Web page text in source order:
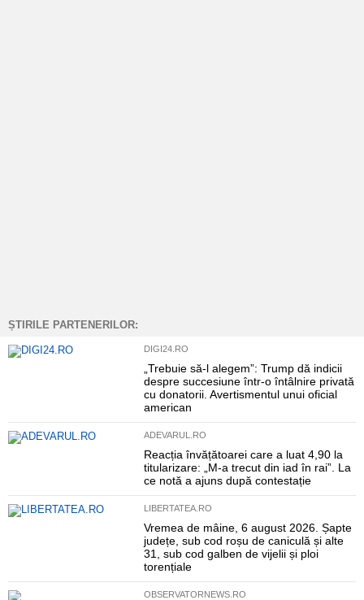
ȘTIRILE PARTENERILOR:
DIGI24.RO
„Trebuie să-l alegem”: Trump dă indicii
despre succesiune într-o întâlnire privată
cu donatorii. Avertismentul unui oficial
american
ADEVARUL.RO
Reacția învățătoarei care a luat 4,90 la
titularizare: „M-a trecut din iad în rai”. La
ce notă a ajuns după contestație
LIBERTATEA.RO
Vremea de mâine, 6 august 2026. Șapte
județe, sub cod roșu de caniculă și alte
31, sub cod galben de vijelii și ploi
torențiale
OBSERVATORNEWS.RO